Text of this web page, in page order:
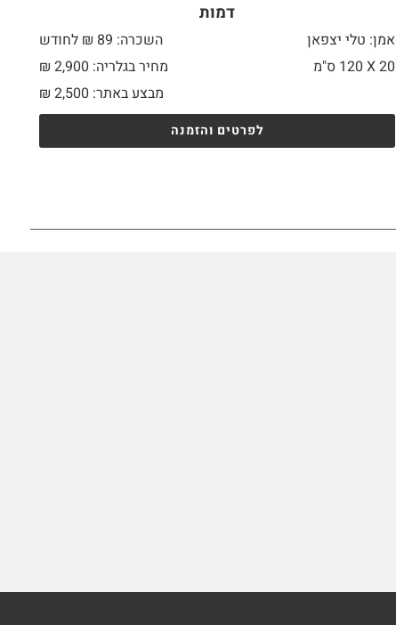
דמות
אמן: טלי יצפאן
השכרה: 89 ₪ לחודש
20 X
מחיר בגלריה: 2,900 ₪
מבצע באתר:
₪ 2,500
לפרטים והזמנה